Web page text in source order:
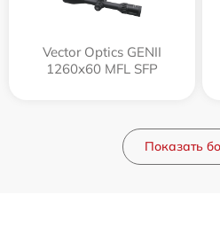
Vector Optics GENII
1260x60 MFL SFP
Показать